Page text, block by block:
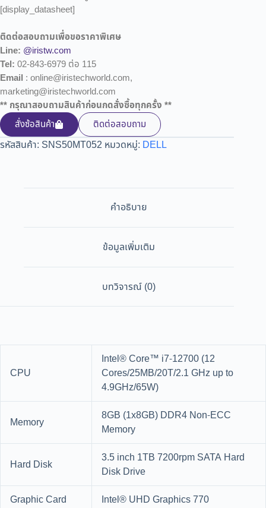
[display_datasheet]
ติดต่อสอบถามเพื่อขอราคาพิเศษ
Line: @iristw.com
Tel: 02-843-6979 ต่อ 115
Email : online@iristechworld.com,
marketing@iristechworld.com
** กรุณาสอบถามสินค้าก่อนกดสั่งซื้อทุกครั้ง **
สั่งซ้อสินค้า
ติดต่อสอบถาม
รหัสสินค้า: SNS50MT052 หมวดหมู่: DELL
คำอธิบาย
ข้อมูลเพิ่มเติม
บทวิจารณ์ (0)
CPU
Intel® Core™ i7-12700 (12
Cores/25MB/20T/2.1 GHz up to
4.9GHz/65W)
Memory
8GB (1x8GB) DDR4 Non-ECC
Memory
Hard Disk
3.5 inch 1TB 7200rpm SATA Hard
Disk Drive
Graphic Card
Intel® UHD Graphics 770